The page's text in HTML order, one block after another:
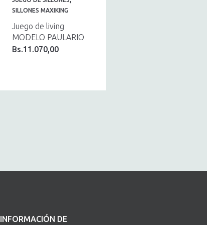
SILLONES MAXIKING
Juego de living
MODELO PAULARIO
Bs.11.070,00
INFORMACIÓN DE